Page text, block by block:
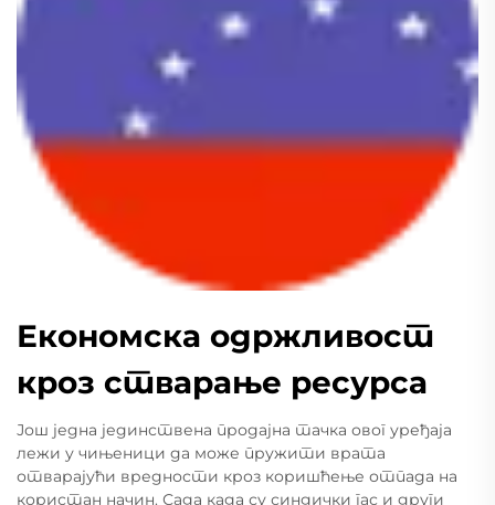
Економска одржливост
кроз стварање ресурса
Још једна јединствена продајна тачка овог уређаја
лежи у чињеници да може пружити врата
отварајући вредности кроз коришћење отпада на
користан начин. Сада када су синдички гас и други